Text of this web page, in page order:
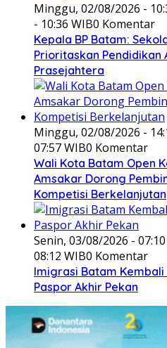
Minggu, 02/08/2026 -
- 10:36 WIB0 Komentar
Kepala BP Batam:
Prioritaskan Pendidikan
Prasejahtera
Minggu, 02/08/2026 -
07:57 WIB0 Komentar
Wali Kota Batam Open
Amsakar Dorong
Kompetisi Berkelanjutan
Senin, 03/08/2026 -
08:12 WIB0 Komentar
Imigrasi Batam Kembali
Paspor Akhir Pekan